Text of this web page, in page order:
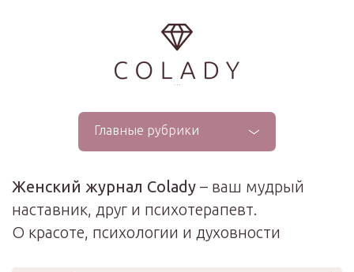
...
Главные рубрики
Женский журнал Colady – ваш мудрый
наставник, друг и психотерапевт.
О красоте, психологии и духовности